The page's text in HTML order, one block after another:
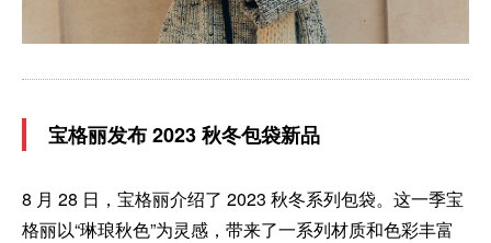
宝格丽发布 2023 秋冬包袋新品
8 月 28 日，宝格丽介绍了 2023 秋冬系列包袋。这一季宝
格丽以“琳琅秋色”为灵感，带来了一系列材质和色彩丰富